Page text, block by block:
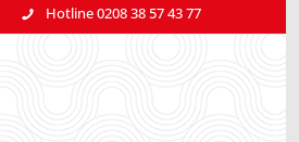
Hotline 0208 38 57 43 77